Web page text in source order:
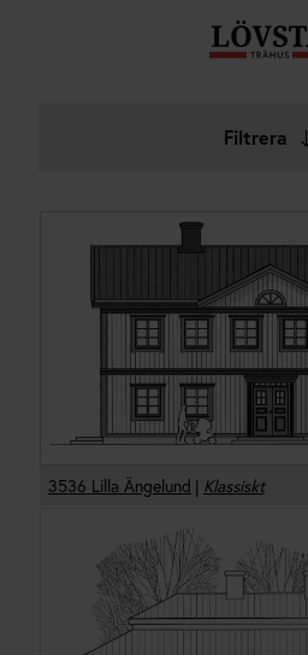
Filtrera
3536 Lilla Ängelund | Klassiskt